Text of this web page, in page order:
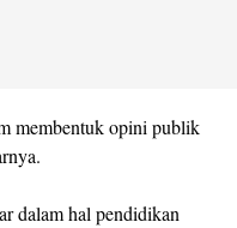
membentuk opini publik
dalam hal pendidikan